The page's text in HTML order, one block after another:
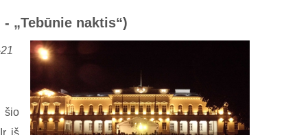
„Tebūnie naktis“)
šio
iš